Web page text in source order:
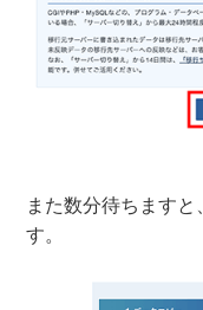
また数分待ちます
す。